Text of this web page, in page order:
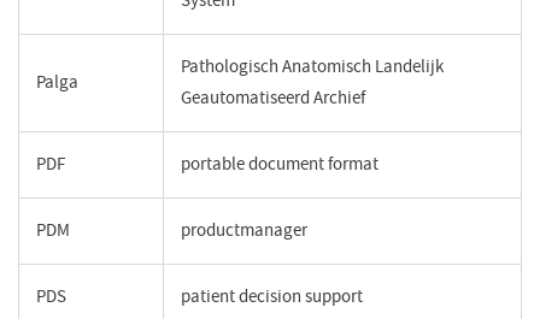
Palga
Pathologisch Anatomisch Landelijk
Geautomatiseerd Archief
PDF portable document format
PDM productmanager
PDS patient decision support